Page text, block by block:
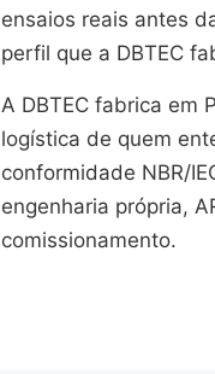
ensaios reais antes
perfil que a DBTEC
A DBTEC fabrica em
logística de quem
conformidade NBR/
engenharia própria,
comissionamento.